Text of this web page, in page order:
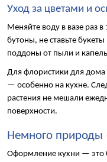
Уход за цветами и
Меняйте воду в вазе раз
бутоны, не ставьте
поддоны от пыли и
Для флористики для дома
— особенно на кухне.
растения не мешали
поверхности.
Немного
Оформление кухни — это